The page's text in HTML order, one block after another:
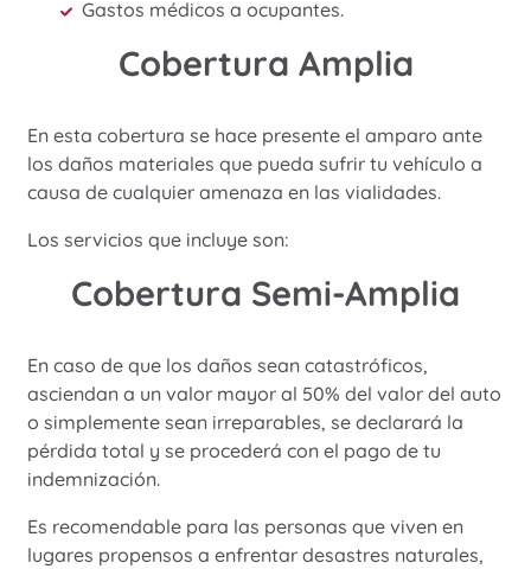
Gastos médicos a ocupantes.
Cobertura Amplia
En esta cobertura se hace presente el amparo ante
los daños materiales que pueda sufrir tu vehículo a
causa de cualquier amenaza en las vialidades.
Los servicios que incluye son:
Cobertura Semi-Amplia
En caso de que los daños sean catastróficos,
asciendan a un valor mayor al 50% del valor del auto
o simplemente sean irreparables, se declarará la
pérdida total y se procederá con el pago de tu
indemnización.
Es recomendable para las personas que viven en
lugares propensos a enfrentar desastres naturales,